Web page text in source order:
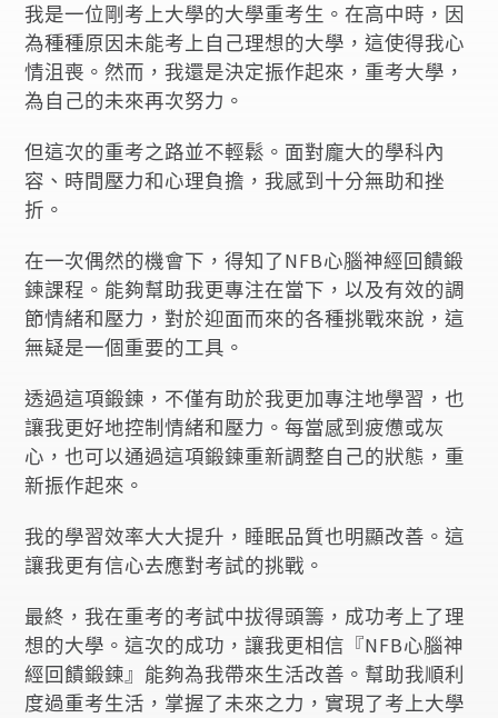
我是一位剛考上大學的大學重考生。在高中時，因
為種種原因未能考上自己理想的大學，這使得我心
情沮喪。然而，我還是決定振作起來，重考大學，
為自己的未來再次努力。
但這次的重考之路並不輕鬆。面對龐大的學科內
容、時間壓力和心理負擔，我感到十分無助和挫
折。
在一次偶然的機會下，得知了NFB心腦神經回饋鍛
鍊課程。能夠幫助我更專注在當下，以及有效的調
節情緒和壓力，對於迎面而來的各種挑戰來說，這
無疑是一個重要的工具。
透過這項鍛鍊，不僅有助於我更加專注地學習，也
讓我更好地控制情緒和壓力。每當感到疲憊或灰
心，也可以通過這項鍛鍊重新調整自己的狀態，重
新振作起來。
我的學習效率大大提升，睡眠品質也明顯改善。這
讓我更有信心去應對考試的挑戰。
最終，我在重考的考試中拔得頭籌，成功考上了理
想的大學。這次的成功，讓我更相信『NFB心腦神
經回饋鍛鍊』能夠為我帶來生活改善。幫助我順利
度過重考生活，掌握了未來之力，實現了考上大學